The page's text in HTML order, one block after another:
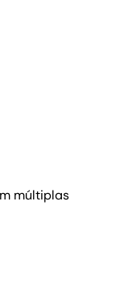
múltiplas